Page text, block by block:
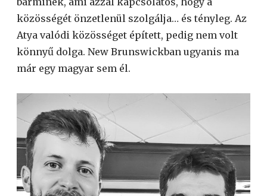
közösségét önzetlenül szolgálja… és tényleg. Az
Atya valódi közösséget épített, pedig nem volt
könnyű dolga. New Brunswickban ugyanis ma
már egy magyar sem él.